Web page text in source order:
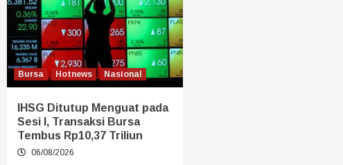
Bursa Hotnews Nasional
IHSG Ditutup Menguat pada
Sesi I, Transaksi Bursa
Tembus Rp10,37 Triliun
06/08/2026